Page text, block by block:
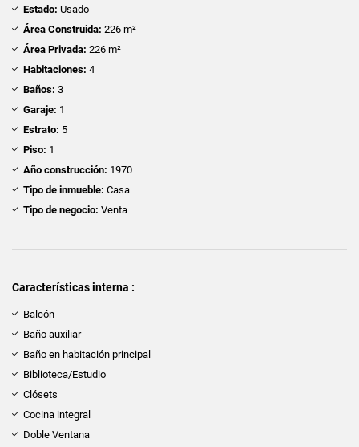
Estado: Usado
Área Construida: 226 m²
Área Privada: 226 m²
Habitaciones: 4
Baños: 3
Garaje: 1
Estrato: 5
Piso: 1
Año construcción: 1970
Tipo de inmueble: Casa
Tipo de negocio: Venta
Características interna :
Balcón
Baño auxiliar
Baño en habitación principal
Biblioteca/Estudio
Clósets
Cocina integral
Doble Ventana